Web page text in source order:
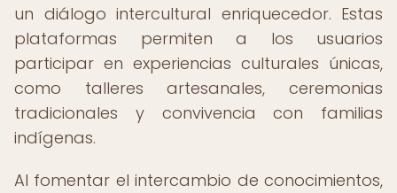
un diálogo intercultural enriquecedor. Estas
plataformas permiten a los usuarios
participar en experiencias culturales únicas,
como talleres artesanales, ceremonias
tradicionales y convivencia con familias
indígenas.
Al fomentar el intercambio de conocimientos,